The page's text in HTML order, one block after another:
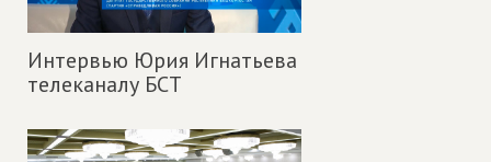
Интервью Юрия Игнатьева
телеканалу БСТ